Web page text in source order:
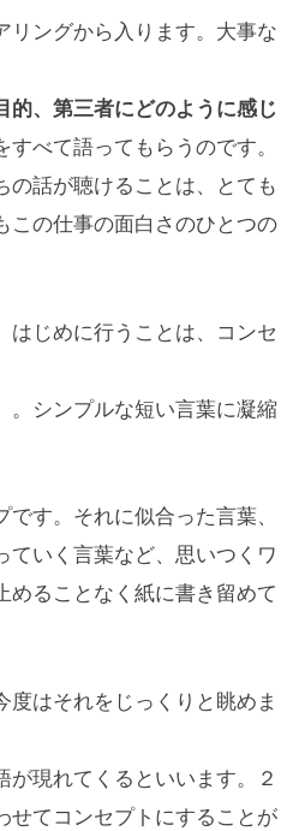
リングから入ります。大事な
的、第三者にどのように感じ
べて語ってもらうのです。
話が聴けることは、とても
この仕事の面白さのひとつの
はじめに行うことは、コンセ
。シンプルな短い言葉に凝縮
す。それに似合った言葉、
いく言葉など、思いつくワ
めることなく紙に書き留めて
はそれをじっくりと眺めま
現れてくるといいます。２
せてコンセプトにすることが